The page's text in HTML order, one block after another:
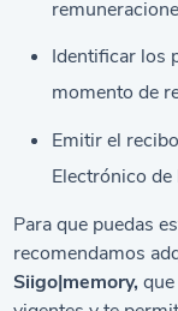
Identificar los
momento de
Emitir el
Electrónico de
Para que puedas
recomendamos
Siigo|memory,